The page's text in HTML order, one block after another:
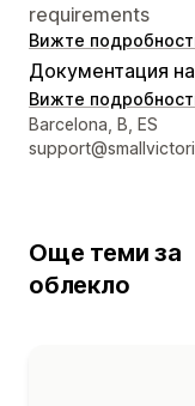
requirements
Вижте
Документация
Вижте
Данни за връзка
Barcelona, B, ES
Още теми за
облекло